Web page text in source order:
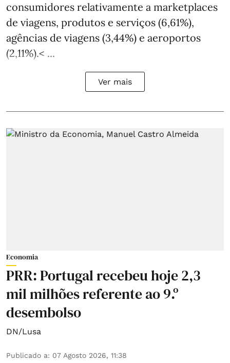
consumidores relativamente a marketplaces
de viagens, produtos e serviços (6,61%),
agências de viagens (3,44%) e aeroportos
(2,11%).< ...
Ver mais
Economia
PRR: Portugal recebeu hoje 2,3
mil milhões referente ao 9.º
desembolso
DN/Lusa
Publicado a: 07 Agosto 2026, 11:38